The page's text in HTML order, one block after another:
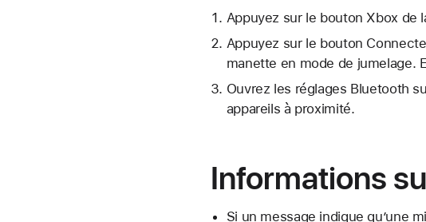
Appuyez sur le bouton Xbox de
Appuyez sur le bouton
manette en mode de jumelage.
Ouvrez les réglages Bluetooth
appareils à proximité.
Informations
Si un message indique qu’une